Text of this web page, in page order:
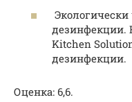
дезинфекции.
Kitchen
дезинфекции.
Оценка: 6,6.